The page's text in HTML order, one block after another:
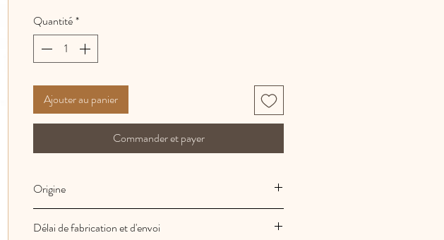
Quantité*
Ajouter au panier
Commander et payer
Origine
Délai de fabrication et d'envoi